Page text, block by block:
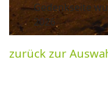
Gedenkseite
2026
zurück zur